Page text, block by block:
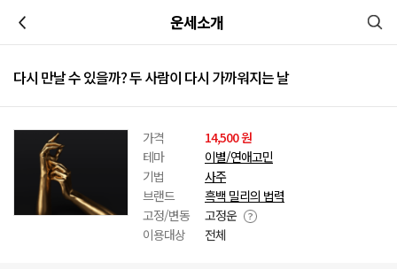
운세소개
다시 만날 수 있을까? 두 사람이 다시 가까워지는 날
가격
14,500 원
테마
이별/연애고민
기법
사주
브랜드
흑백 밀리의 법력
고정/변동
고정운
이용대상
전체